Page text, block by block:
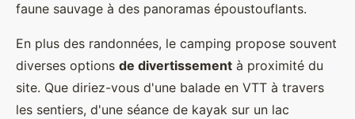
faune sauvage à des panoramas époustouflants.
En plus des randonnées, le camping propose souvent
diverses options de divertissement à proximité du
site. Que diriez-vous d'une balade en VTT à travers
les sentiers, d'une séance de kayak sur un lac